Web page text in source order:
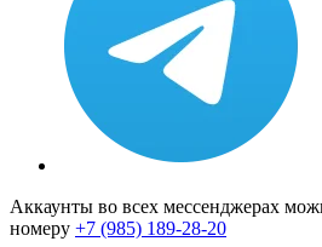
Аккаунты во всех мессенджерах
номеру +7 (985) 189-28-20